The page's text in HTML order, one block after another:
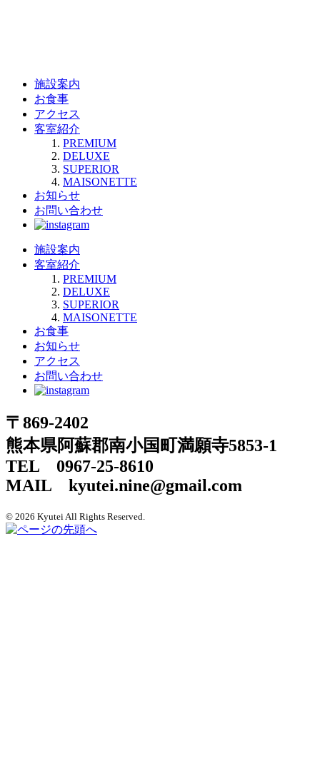
施設案内
お食事
アクセス
客室紹介
PREMIUM
DELUXE
SUPERIOR
MAISONETTE
お知らせ
お問い合わせ
施設案内
客室紹介
PREMIUM
DELUXE
SUPERIOR
MAISONETTE
お食事
お知らせ
アクセス
お問い合わせ
〒869-2402
熊本県阿蘇郡南小国町満願寺5853-1
TEL 0967-25-8610
MAIL kyutei.nine@gmail.com
© 2026 Kyutei All Rights Reserved.